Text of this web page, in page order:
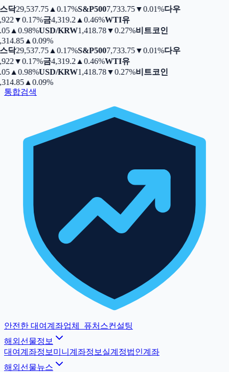
닥29,537.75▲0.17%S&P5007,733.75▼0.01%다우
▼0.17%금4,319.2▲0.46%WTI유
▲0.98%USD/KRW1,418.78▼0.27%비트코인
▲0.09%
닥29,537.75▲0.17%S&P5007,733.75▼0.01%다우
▼0.17%금4,319.2▲0.46%WTI유
▲0.98%USD/KRW1,418.78▼0.27%비트코인
▲0.09%
통합검색
안전한 대여계좌업체
퓨처스컨설팅
해외선물정보
대여계좌정보 미니계좌정보 실계정법인계좌
해외선물뉴스